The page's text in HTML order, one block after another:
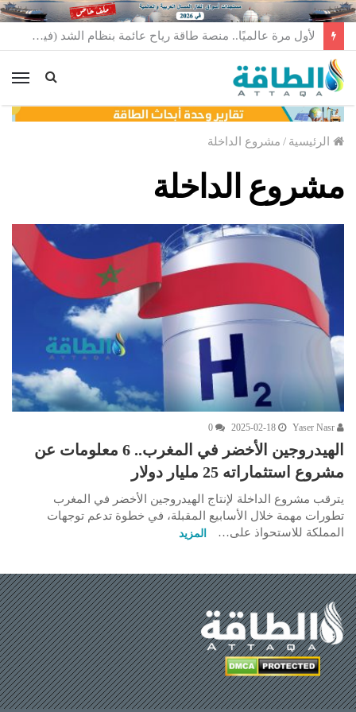
لأول مرة عالميًا.. منصة طاقة رياح عائمة بنظام الشد (فيديو)
الرئيسية / مشروع الداخلة
مشروع الداخلة
2025-02-18
0
الهيدروجين الأخضر في المغرب.. 6 معلومات عن
مشروع استثماراته 25 مليار دولار
يترقب مشروع الداخلة لإنتاج الهيدروجين الأخضر في المغرب
تطورات مهمة خلال الأسابيع المقبلة، في خطوة تدعم توجهات
المملكة للاستحواذ على…
المزيد